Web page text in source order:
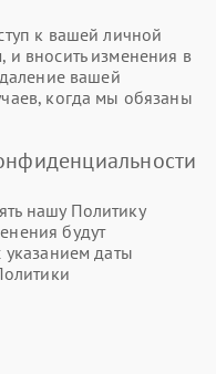
к вашей личной
вносить изменения в
вашей
когда мы обязаны
нашу Политику
будут
даты